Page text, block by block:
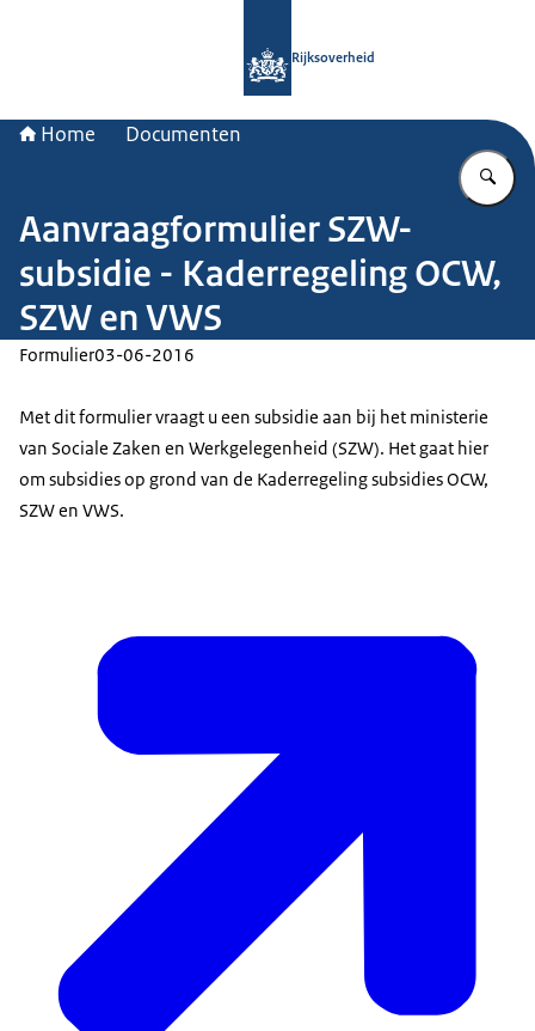
Rijksoverheid
Home Documenten
Aanvraagformulier SZW-
subsidie - Kaderregeling OCW,
SZW en VWS
Formulier03-06-2016
Met dit formulier vraagt u een subsidie aan bij het ministerie
van Sociale Zaken en Werkgelegenheid (SZW). Het gaat hier
om subsidies op grond van de Kaderregeling subsidies OCW,
SZW en VWS.